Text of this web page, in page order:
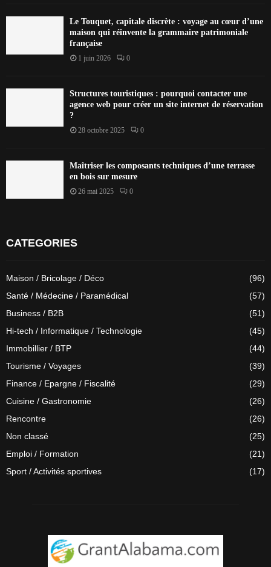
Le Touquet, capitale discrète : voyage au cœur d’une
maison qui réinvente la grammaire patrimoniale
française
1 juin 2026 0
Structures touristiques : pourquoi contacter une
agence web pour créer un site internet de réservation
?
28 octobre 2025 0
Maîtriser les composants techniques d’une terrasse
en bois sur mesure
26 mai 2025 0
CATEGORIES
Maison / Bricolage / Déco
(96)
Santé / Médecine / Paramédical
(57)
Business / B2B
(51)
Hi-tech / Informatique / Technologie
(45)
Immobillier / BTP
(44)
Tourisme / Voyages
(39)
Finance / Epargne / Fiscalité
(29)
Cuisine / Gastronomie
(26)
Rencontre
(26)
Non classé
(25)
Emploi / Formation
(21)
Sport / Activités sportives
(17)